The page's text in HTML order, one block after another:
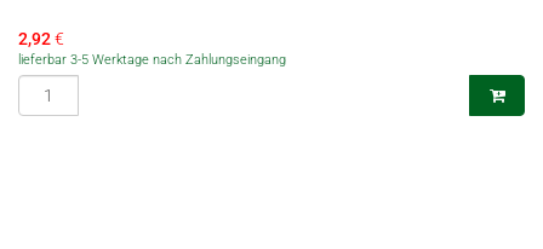
2,92€
lieferbar 3-5 Werktage nach Zahlungseingang